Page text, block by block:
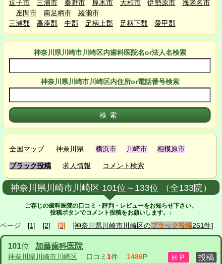
逗子市
三浦市 秦野市 厚木市 大和市 伊勢原市
海老名市
座間市
南足柄市
綾瀬市
三浦郡
高座郡 中郡 足柄上郡 足柄下郡 愛甲郡
神奈川県川崎市川崎区内歯科医院名or法人名検索
神奈川県川崎市川崎区内住所or電話番号検索
全国マップ 神奈川県 横浜市 川崎市 相模原市
ブラック投稿 求人情報 コメント検索
神奈川県川崎市川崎区 101位～133位 （全133院）
ご存じの歯科医院の口コミ・評判・レビューをお知らせ下さい。
投稿ボタンでコメント投稿をお願いします。↓
ページ [1] [2] [3] [神奈川県川崎市川崎区のブラック投稿261件]
101位 加藤歯科医院
神奈川県川崎市川崎区 口コミ 1件 1486P